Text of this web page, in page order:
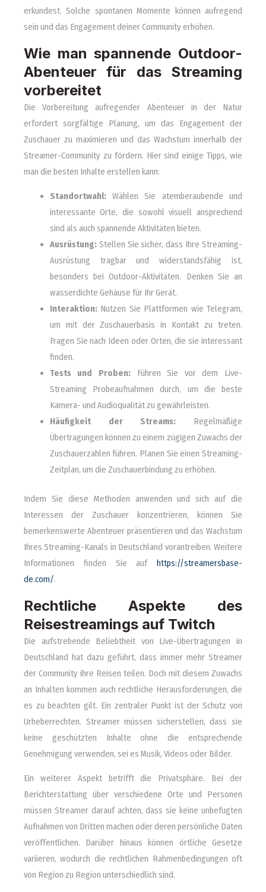
erkundest. Solche spontanen Momente können aufregend
sein und das Engagement deiner Community erhöhen.
Wie man spannende Outdoor-
Abenteuer für das Streaming
vorbereitet
Die Vorbereitung aufregender Abenteuer in der Natur
erfordert sorgfältige Planung, um das Engagement der
Zuschauer zu maximieren und das Wachstum innerhalb der
Streamer-Community zu fördern. Hier sind einige Tipps, wie
man die besten Inhalte erstellen kann:
Standortwahl:Wählen Sie atemberaubende und
interessante Orte, die sowohl visuell ansprechend
sind als auch spannende Aktivitäten bieten.
Ausrüstung:Stellen Sie sicher, dass Ihre Streaming-
Ausrüstung tragbar und widerstandsfähig ist,
besonders bei Outdoor-Aktivitäten. Denken Sie an
wasserdichte Gehäuse für Ihr Gerät.
Interaktion:Nutzen Sie Plattformen wie Telegram,
um mit der Zuschauerbasis in Kontakt zu treten.
Fragen Sie nach Ideen oder Orten, die sie interessant
finden.
Tests und Proben:Führen Sie vor dem Live-
Streaming Probeaufnahmen durch, um die beste
Kamera- und Audioqualität zu gewährleisten.
Häufigkeit der Streams: Regelmäßige
Übertragungen können zu einem zügigen Zuwachs der
Zuschauerzahlen führen. Planen Sie einen Streaming-
Zeitplan, um die Zuschauerbindung zu erhöhen.
Indem Sie diese Methoden anwenden und sich auf die
Interessen der Zuschauer konzentrieren, können Sie
bemerkenswerte Abenteuer präsentieren und das Wachstum
Ihres Streaming-Kanals in Deutschland vorantreiben. Weitere
Informationen finden Sie auf https://streamersbase-
de.com/.
Rechtliche Aspekte des
Reisestreamings auf Twitch
Die aufstrebende Beliebtheit von Live-Übertragungen in
Deutschland hat dazu geführt, dass immer mehr Streamer
der Community ihre Reisen teilen. Doch mit diesem Zuwachs
an Inhalten kommen auch rechtliche Herausforderungen, die
es zu beachten gilt. Ein zentraler Punkt ist der Schutz von
Urheberrechten. Streamer müssen sicherstellen, dass sie
keine geschützten Inhalte ohne die entsprechende
Genehmigung verwenden, sei es Musik, Videos oder Bilder.
Ein weiterer Aspekt betrifft die Privatsphäre. Bei der
Berichterstattung über verschiedene Orte und Personen
müssen Streamer darauf achten, dass sie keine unbefugten
Aufnahmen von Dritten machen oder deren persönliche Daten
veröffentlichen. Darüber hinaus können örtliche Gesetze
variieren, wodurch die rechtlichen Rahmenbedingungen oft
von Region zu Region unterschiedlich sind.